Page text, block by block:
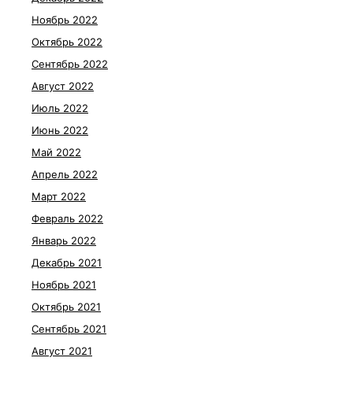
Ноябрь 2022
Октябрь 2022
Сентябрь 2022
Август 2022
Июль 2022
Июнь 2022
Май 2022
Апрель 2022
Март 2022
Февраль 2022
Январь 2022
Декабрь 2021
Ноябрь 2021
Октябрь 2021
Сентябрь 2021
Август 2021